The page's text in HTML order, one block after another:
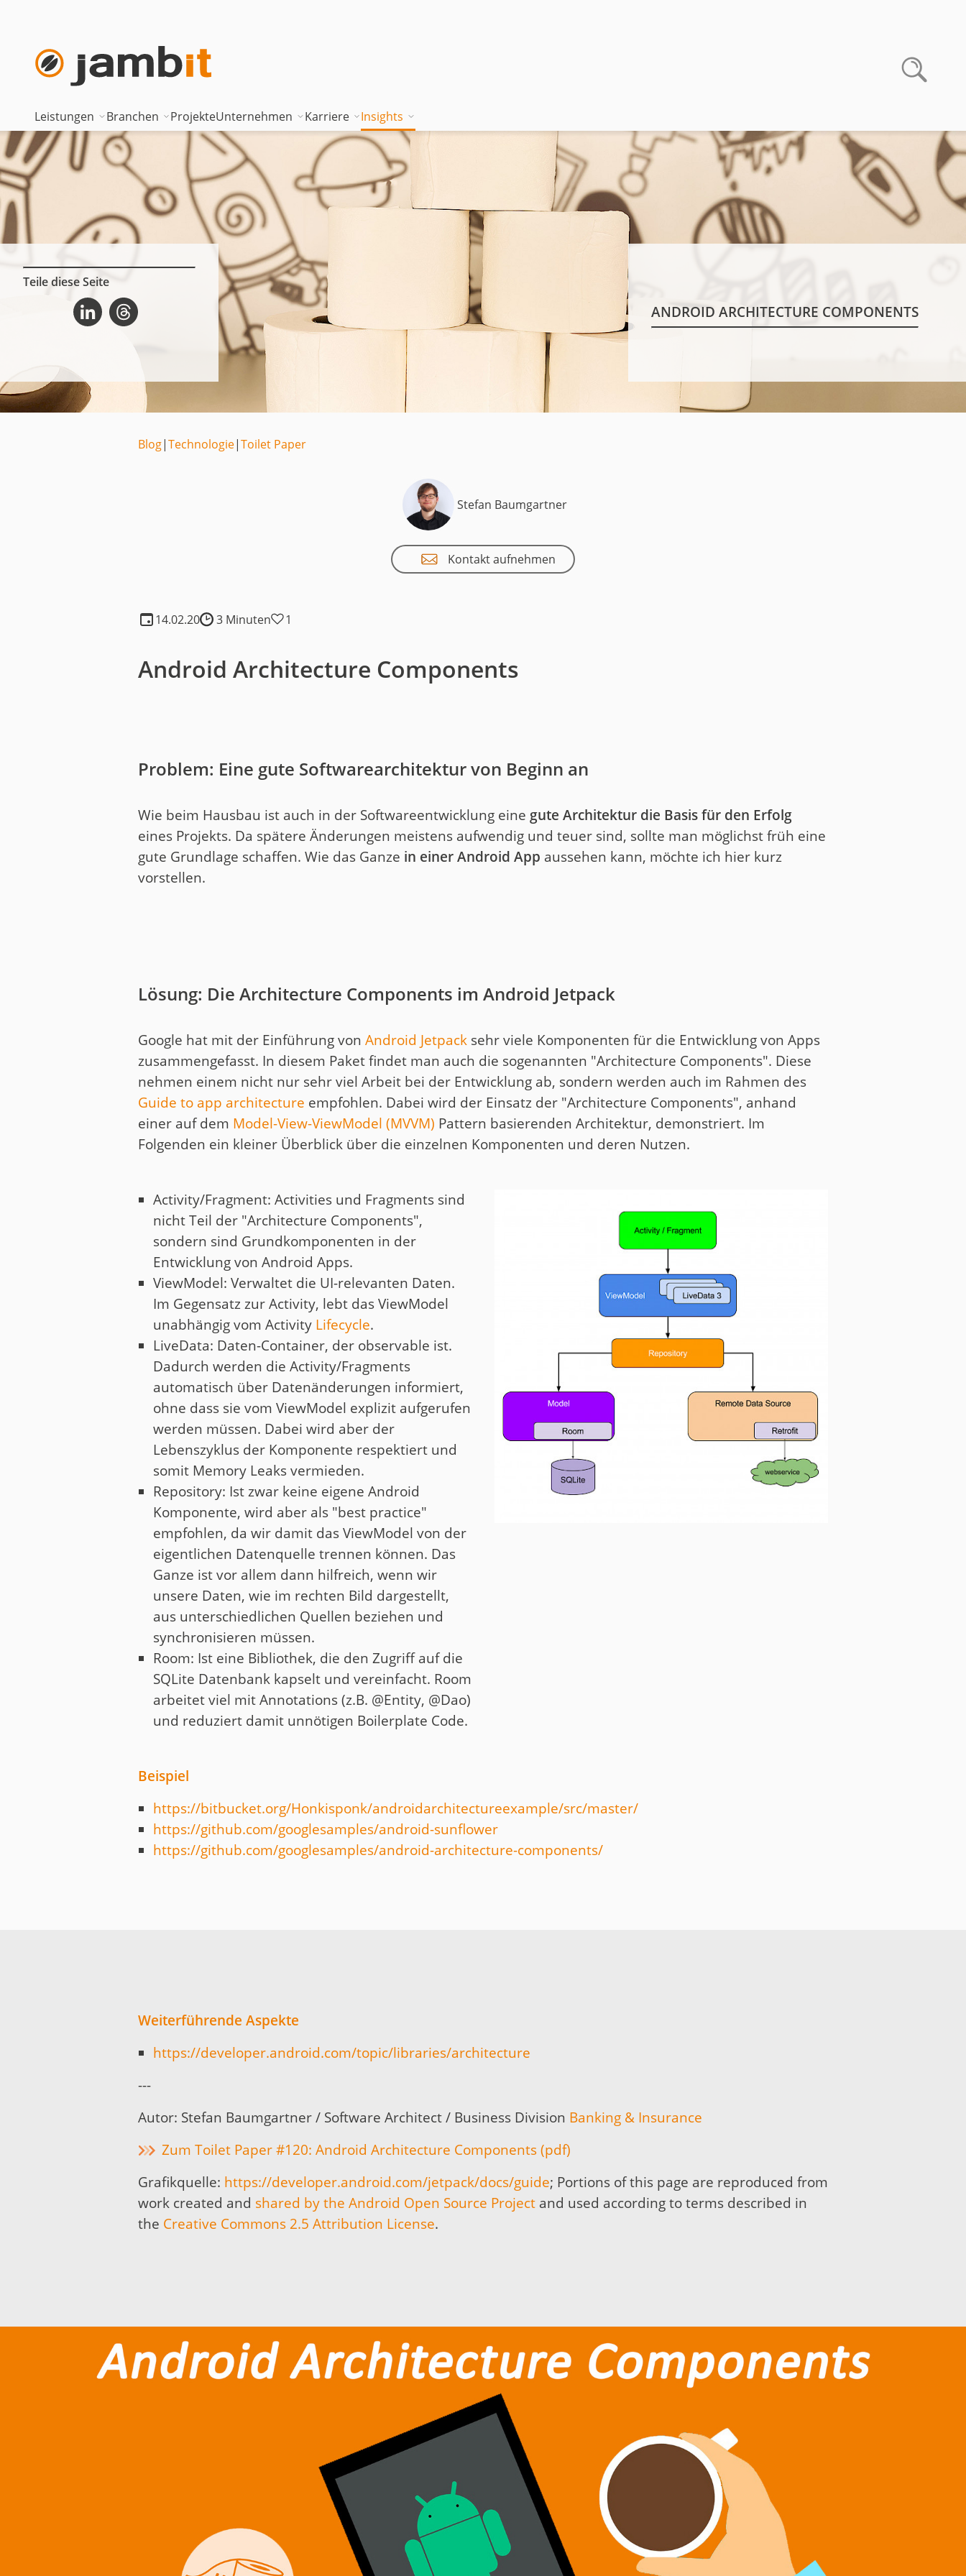
Leistungen
AI Transformation Consulting
Digital Platforms & Cloud
Data Solutions
AI Assisted Development
Security & Compliance
Technisches Portfolio
Branchen
Automotive
Banken & Versicherungen
Energie
Gesundheitswesen
Logistik
Medien
ProjekteUnternehmen
Where innovation works
Geschäftsführung
Führungsteam
Standorte
Nearshoring Armenien
Unternehmensgrundsätze
Code of Conduct
Karriere
Unsere Wissenskultur
jambitee sein
jambitee werden
Insights
Blog
Whitepaper Hub
Events
ANDROID ARCHITECTURE COMPONENTS
Teile diese Seite
Android Architecture Components auf Linkedin
Stefan Baumgartner
Kontakt aufnehmen
14.02.20Lesedauer:
3 Minuten 1
Blog|Technologie|Toilet Paper
Android Architecture Components
Problem: Eine gute Softwarearchitektur von Beginn an
Wie beim Hausbau ist auch in der Softwareentwicklung eine gute Architektur die Basis für den Erfolg
eines Projekts. Da spätere Änderungen meistens aufwendig und teuer sind, sollte man möglichst früh eine
gute Grundlage schaffen. Wie das Ganze in einer Android App aussehen kann, möchte ich hier kurz
vorstellen.
Lösung: Die Architecture Components im Android Jetpack
Google hat mit der Einführung von Android Jetpack sehr viele Komponenten für die Entwicklung von Apps
zusammengefasst. In diesem Paket findet man auch die sogenannten "Architecture Components". Diese
nehmen einem nicht nur sehr viel Arbeit bei der Entwicklung ab, sondern werden auch im Rahmen des
Guide to app architecture empfohlen. Dabei wird der Einsatz der "Architecture Components", anhand
einer auf dem Model-View-ViewModel (MVVM) Pattern basierenden Architektur, demonstriert. Im
Folgenden ein kleiner Überblick über die einzelnen Komponenten und deren Nutzen.
Activity/Fragment: Activities und Fragments sind
nicht Teil der "Architecture Components",
sondern sind Grundkomponenten in der
Entwicklung von Android Apps.
ViewModel: Verwaltet die UI-relevanten Daten.
Im Gegensatz zur Activity, lebt das ViewModel
unabhängig vom Activity Lifecycle.
LiveData: Daten-Container, der observable ist.
Dadurch werden die Activity/Fragments
automatisch über Datenänderungen informiert,
ohne dass sie vom ViewModel explizit aufgerufen
werden müssen. Dabei wird aber der
Lebenszyklus der Komponente respektiert und
somit Memory Leaks vermieden.
Repository: Ist zwar keine eigene Android
Komponente, wird aber als "best practice"
empfohlen, da wir damit das ViewModel von der
eigentlichen Datenquelle trennen können. Das
Ganze ist vor allem dann hilfreich, wenn wir
unsere Daten, wie im rechten Bild dargestellt,
aus unterschiedlichen Quellen beziehen und
synchronisieren müssen.
Room: Ist eine Bibliothek, die den Zugriff auf die
SQLite Datenbank kapselt und vereinfacht. Room
arbeitet viel mit Annotations (z.B. @Entity, @Dao)
und reduziert damit unnötigen Boilerplate Code.
Beispiel
https://bitbucket.org/Honkisponk/androidarchitectureexample/src/master/
https://github.com/googlesamples/android-sunflower
https://github.com/googlesamples/android-architecture-components/
Weiterführende Aspekte
https://developer.android.com/topic/libraries/architecture
---
Autor: Stefan Baumgartner / Software Architect / Business Division Banking & Insurance
Zum Toilet Paper #120: Android Architecture Components (pdf)
Grafikquelle: https://developer.android.com/jetpack/docs/guide; Portions of this page are reproduced from
work created and shared by the Android Open Source Project and used according to terms described in
the Creative Commons 2.5 Attribution License.